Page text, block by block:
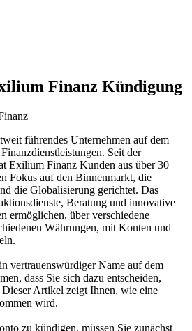
Finanz Kündigung
führendes Unternehmen auf dem
Seit der
Exilium Finanz Kunden aus über 30
Fokus auf den Binnenmarkt, die
die Globalisierung gerichtet. Das
Beratung und innovative
ermöglichen, über verschiedene
Währungen, mit Konten und
vertrauenswürdiger Name auf dem
dass Sie sich dazu entscheiden,
Artikel zeigt Ihnen, wie eine
wird.
zu kündigen, müssen Sie zunächst